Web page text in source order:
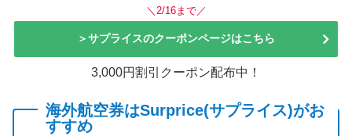
＼2/16まで／
＞サプライスのクーポンページはこちら
3,000円割引クーポン配布中！
海外航空券はSurprice(サプライス)がお
すすめ